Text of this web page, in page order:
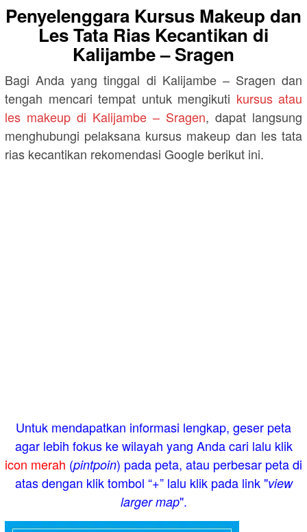
Penyelenggara Kursus Makeup dan
Les Tata Rias Kecantikan di
Kalijambe – Sragen
Bagi Anda yang tinggal di Kalijambe – Sragen dan
tengah mencari tempat untuk mengikuti kursus atau
les makeup di Kalijambe – Sragen, dapat langsung
menghubungi pelaksana kursus makeup dan les tata
rias kecantikan rekomendasi Google berikut ini.
Untuk mendapatkan informasi lengkap, geser peta
agar lebih fokus ke wilayah yang Anda cari lalu klik
icon merah (pintpoin) pada peta, atau perbesar peta di
atas dengan klik tombol “+” lalu klik pada link "view
larger map".